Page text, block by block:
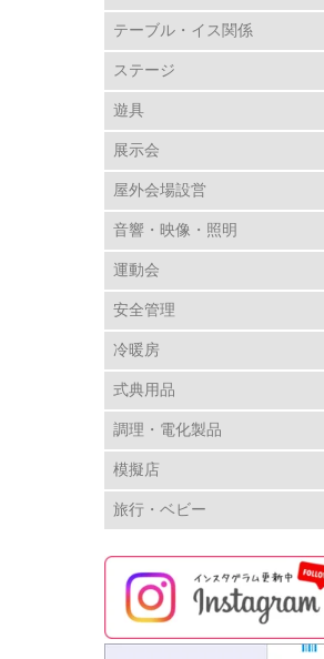
テーブル・イス関係
ステージ
遊具
展示会
屋外会場設営
音響・映像・照明
運動会
安全管理
冷暖房
式典用品
調理・電化製品
模擬店
旅行・ベビー